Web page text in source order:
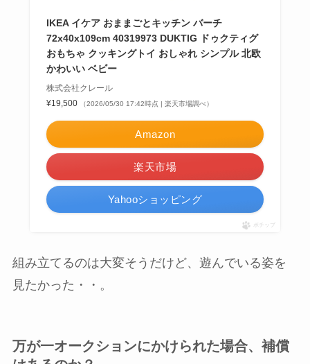
IKEA イケア おままごとキッチン バーチ
72x40x109cm 40319973 DUKTIG ドゥクティグ
おもちゃ クッキングトイ おしゃれ シンプル 北欧
かわいい ベビー
株式会社クレール
¥19,500
（2026/05/30 17:42時点 | 楽天市場調べ）
Amazon
楽天市場
Yahooショッピング
ポチップ
組み立てるのは大変そうだけど、遊んでいる姿を
見たかった・・。
万が一オークションにかけられた場合、補償